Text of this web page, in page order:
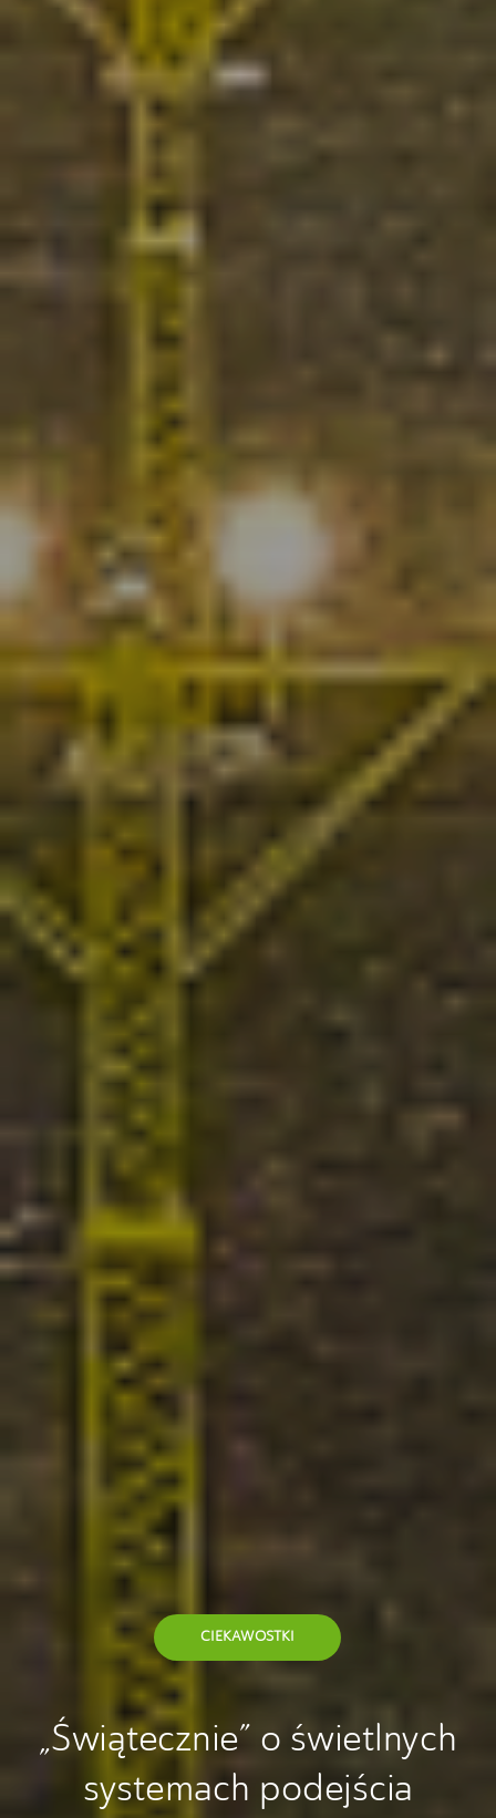
CIEKAWOSTKI
„Świątecznie” o świetlnych
systemach podejścia